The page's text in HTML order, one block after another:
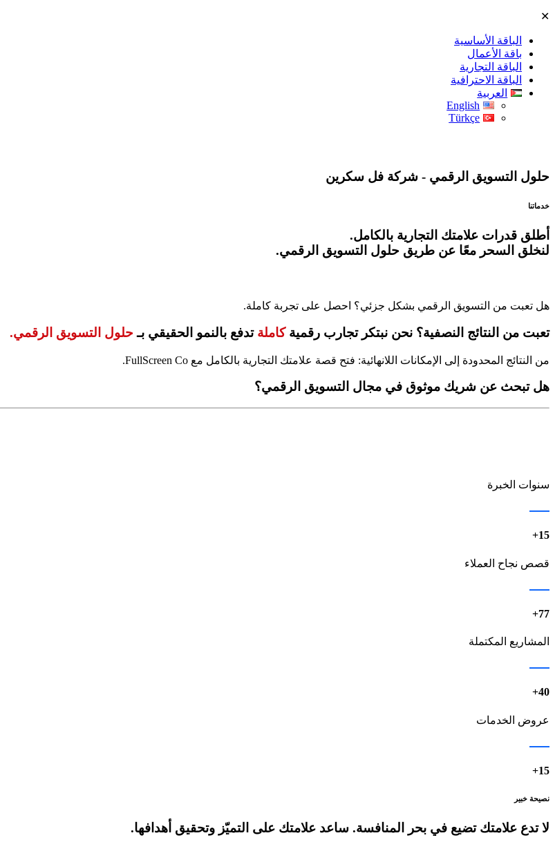
✕
الباقة الأساسية
باقة الأعمال
الباقة التجارية
الباقة الاحترافية
العربية
English
Türkçe
حلول التسويق الرقمي - شركة فل سكرين
خدماتنا
أطلق قدرات علامتك التجارية بالكامل.
لنخلق السحر معًا عن طريق حلول التسويق الرقمي.
هل تعبت من التسويق الرقمي بشكل جزئي؟ احصل على تجربة كاملة.
تعبت من النتائج النصفية؟ نحن نبتكر تجارب رقميةكاملة تدفع بالنمو الحقيقي بـحلول التسويق الرقمي.
من النتائج المحدودة إلى الإمكانات اللانهائية: فتح قصة علامتك التجارية بالكامل مع FullScreen Co.
هل تبحث عن شريك موثوق في مجال التسويق الرقمي؟
سنوات الخبرة
15+
قصص نجاح العملاء
77+
المشاريع المكتملة
40+
عروض الخدمات
15+
نصيحة خبير
لا تدع علامتك تضيع في بحر المنافسة. ساعد علامتك على التميّز وتحقيق أهدافها.